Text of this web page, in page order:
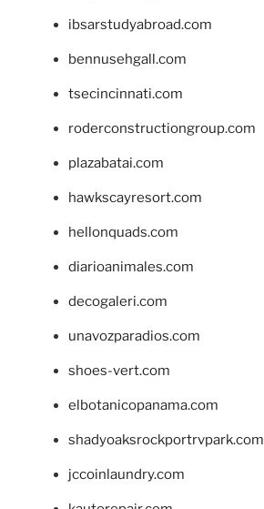
ibsarstudyabroad.com
bennusehgall.com
tsecincinnati.com
roderconstructiongroup.com
plazabatai.com
hawkscayresort.com
hellonquads.com
diarioanimales.com
decogaleri.com
unavozparadios.com
shoes-vert.com
elbotanicopanama.com
shadyoaksrockportrvpark.com
jccoinlaundry.com